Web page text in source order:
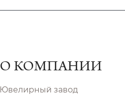
О КОМПАНИИ
Ювелирный завод